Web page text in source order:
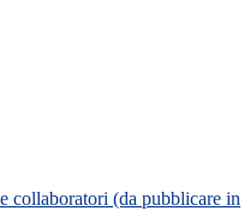
collaboratori (da pubblicare in